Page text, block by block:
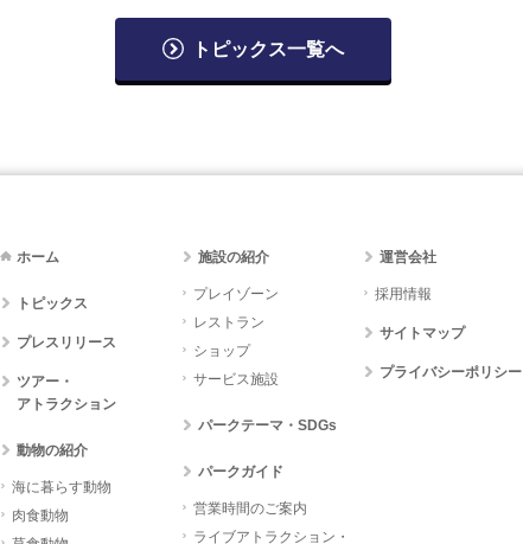
トピックス一覧へ
ホーム
トピックス
プレスリリース
ツアー・
アトラクション
動物の紹介
海に暮らす動物
肉食動物
施設の紹介
プレイゾーン
レストラン
ショップ
サービス施設
パークテーマ・SDGs
パークガイド
営業時間のご案内
ライブアトラクション・
運営会社
採用情報
サイトマップ
プライバシーポリシー